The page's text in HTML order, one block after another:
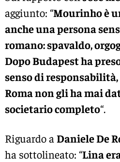
aggiunto: “Mourinho è
anche una persona
romano: spavaldo,
Dopo Budapest ha
senso di
Roma non gli ha mai
societario completo“.
Riguardo a Daniele De
ha sottolineato: “Lina